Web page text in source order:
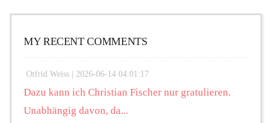
MY RECENT COMMENTS
Otfrid Weiss | 2026-06-14 04:01:17
Dazu kann ich Christian Fischer nur gratulieren.
Unabhängig davon, da...